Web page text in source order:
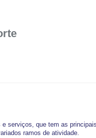
serviços, que tem as
ramos de atividade.